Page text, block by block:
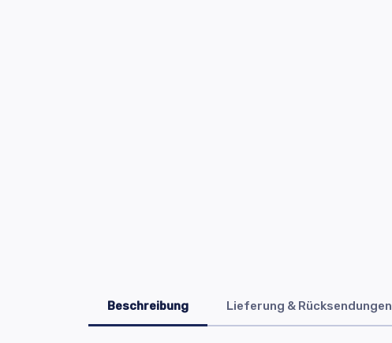
Beschreibung Lieferung & Rücksendungen